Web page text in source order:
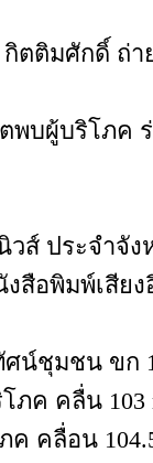
ตติมศักดิ์ ถ่
พบผู้บริโภค
ส์ ประจำจั
สือพิมพ์เสีย
ชุมชน ขก
ค คลื่น 103
คลื่อน